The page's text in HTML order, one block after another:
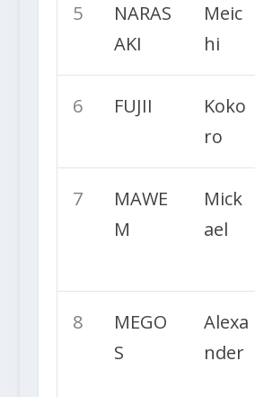
5
NARAS
AKI
Meic
hi
6 FUJII
Koko
ro
7
MAWE
M
Mick
ael
8
MEGO
S
Alexa
nder